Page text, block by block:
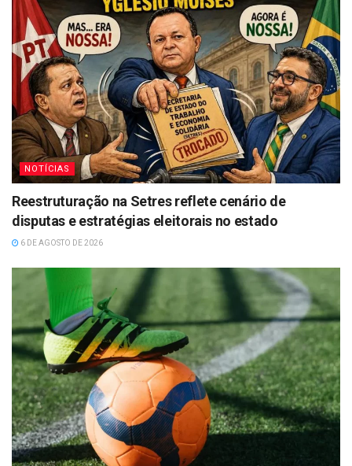
NOTÍCIAS
Reestruturação na Setres reflete cenário de
disputas e estratégias eleitorais no estado
6 DE AGOSTO DE 2026